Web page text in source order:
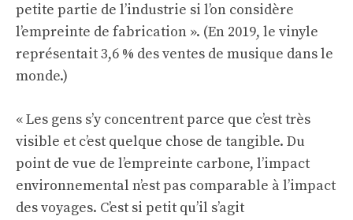
petite partie de l’industrie si l’on considère
l’empreinte de fabrication ». (En 2019, le vinyle
représentait 3,6 % des ventes de musique dans le
monde.)
« Les gens s’y concentrent parce que c’est très
visible et c’est quelque chose de tangible. Du
point de vue de l’empreinte carbone, l’impact
environnemental n’est pas comparable à l’impact
des voyages. C’est si petit qu’il s’agit